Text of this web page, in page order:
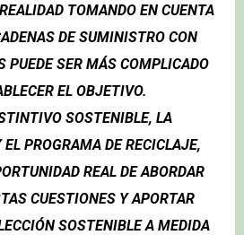
TOMANDO EN CUENTA
DE SUMINISTRO CON
PUEDE SER MÁS COMPLICADO
EL OBJETIVO.
SOSTENIBLE, LA
PROGRAMA DE RECICLAJE,
REAL DE ABORDAR
CUESTIONES Y APORTAR
SOSTENIBLE A MEDIDA